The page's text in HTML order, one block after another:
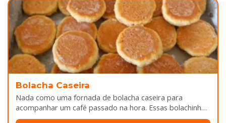
Bolacha Caseira
Nada como uma fornada de bolacha caseira para
acompanhar um café passado na hora. Essas bolachinhas
ficam levemente douradas por…